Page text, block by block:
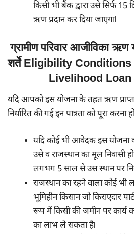
किसी भी बैंक द्वारा उसे सिर्फ
ऋण प्रदान कर दिया जाएगाl
ग्रामीण परिवार आजीविका ऋण
शर्ते Eligibility
Livelihood
यदि आपको इस योजना के तहत ऋण प्राप्त
निर्धारित की गई इन पात्रता को पूरा
यदि कोई भी आवेदक इस योजना
उसे व राजस्थान का मूल निवासी
लगभग 5 साल से उस स्थान पर
राजस्थान का रहने वाला कोई भी
भूमिहीन किसान जो किराएदार
रूप में किसी की जमीन पर कार्य
का लाभ ले सकता हैl